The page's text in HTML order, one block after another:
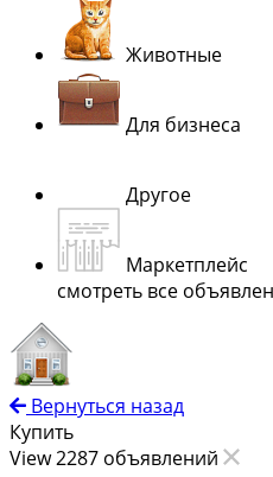
Животные
Для бизнеса
Другое
Маркетплейс
смотреть все
Вернуться назад
Купить
View 2287 объявлений